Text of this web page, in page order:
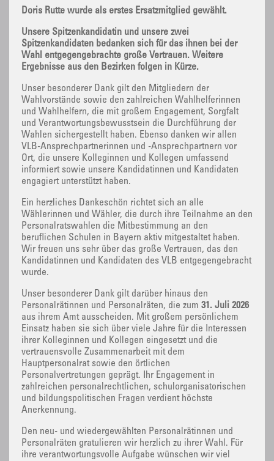
Doris Rutte wurde als erstes Ersatzmitglied gewählt.
Unsere Spitzenkandidatin und unsere zwei
Spitzenkandidaten bedanken sich für das ihnen bei der
Wahl entgegengebrachte große Vertrauen. Weitere
Ergebnisse aus den Bezirken folgen in Kürze.
Unser besonderer Dank gilt den Mitgliedern der
Wahlvorstände sowie den zahlreichen Wahlhelferinnen
und Wahlhelfern, die mit großem Engagement, Sorgfalt
und Verantwortungsbewusstsein die Durchführung der
Wahlen sichergestellt haben. Ebenso danken wir allen
VLB-Ansprechpartnerinnen und -Ansprechpartnern vor
Ort, die unsere Kolleginnen und Kollegen umfassend
informiert sowie unsere Kandidatinnen und Kandidaten
engagiert unterstützt haben.
Ein herzliches Dankeschön richtet sich an alle
Wählerinnen und Wähler, die durch ihre Teilnahme an den
Personalratswahlen die Mitbestimmung an den
beruflichen Schulen in Bayern aktiv mitgestaltet haben.
Wir freuen uns sehr über das große Vertrauen, das den
Kandidatinnen und Kandidaten des VLB entgegengebracht
wurde.
Unser besonderer Dank gilt darüber hinaus den
Personalrätinnen und Personalräten, die zum 31. Juli 2026
aus ihrem Amt ausscheiden. Mit großem persönlichem
Einsatz haben sie sich über viele Jahre für die Interessen
ihrer Kolleginnen und Kollegen eingesetzt und die
vertrauensvolle Zusammenarbeit mit dem
Hauptpersonalrat sowie den örtlichen
Personalvertretungen geprägt. Ihr Engagement in
zahlreichen personalrechtlichen, schulorganisatorischen
und bildungspolitischen Fragen verdient höchste
Anerkennung.
Den neu- und wiedergewählten Personalrätinnen und
Personalräten gratulieren wir herzlich zu ihrer Wahl. Für
ihre verantwortungsvolle Aufgabe wünschen wir viel